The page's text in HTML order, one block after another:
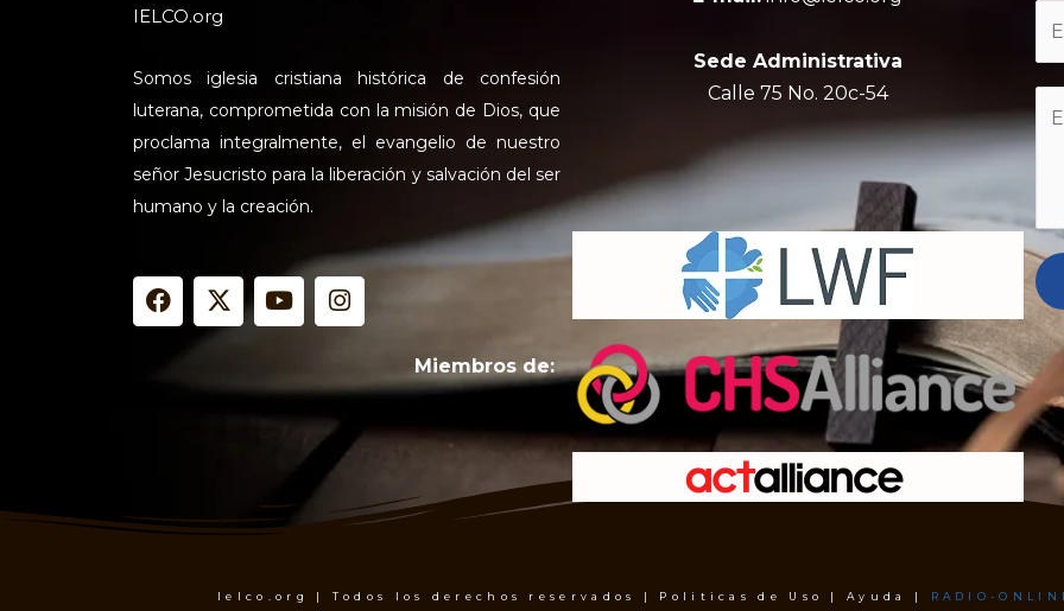
IELCO.org
Somos iglesia cristiana histórica de confesión
luterana, comprometida con la misión de Dios, que
proclama integralmente, el evangelio de nuestro
señor Jesucristo para la liberación y salvación del ser
humano y la creación.
F
a
X
-
t
i
Y
o
u
I
n
a
a
Miembros de:
Sede Administrativa
Calle 75 No. 20c-54
Ielco.org | Todos los derechos reservados | Politicas de Uso | Ayuda | RADIO-